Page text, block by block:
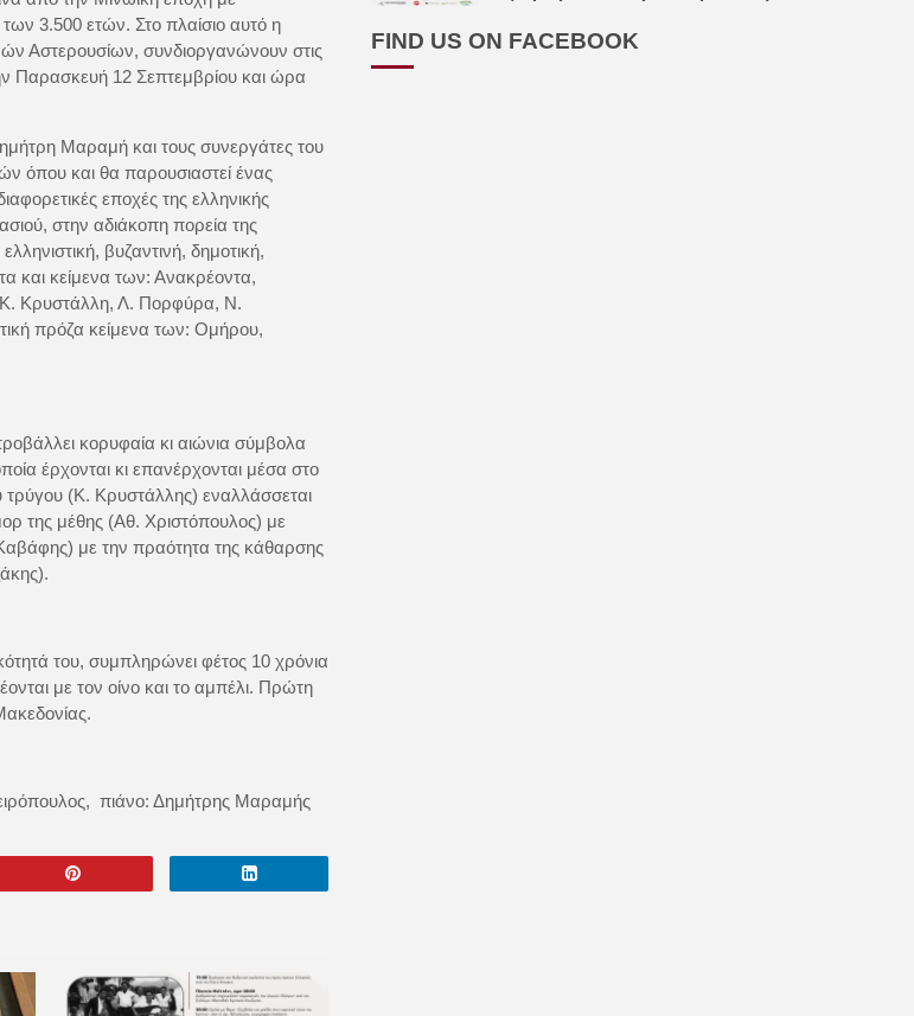
3.500 ετών. Στο πλαίσιο αυτό η
Αστερουσίων, συνδιοργανώνουν στις
Παρασκευή 12 Σεπτεμβρίου και ώρα
Μαραμή και τους συνεργάτες του
όπου και θα παρουσιαστεί ένας
εποχές της ελληνικής
στην αδιάκοπη πορεία της
βυζαντινή, δημοτική,
και κείμενα των: Ανακρέοντα,
Κ. Κρυστάλλη, Λ. Πορφύρα, Ν.
πρόζα κείμενα των: Ομήρου,
κορυφαία κι αιώνια σύμβολα
έρχονται κι επανέρχονται μέσα στο
τρύγου (Κ. Κρυστάλλης) εναλλάσσεται
της μέθης (Αθ. Χριστόπουλος) με
με την πραότητα της κάθαρσης
του, συμπληρώνει φέτος 10 χρόνια
με τον οίνο και το αμπέλι. Πρώτη
πιάνο: Δημήτρης Μαραμής
FIND US ON FACEBOOK